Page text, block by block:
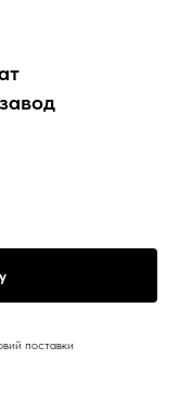
поставки